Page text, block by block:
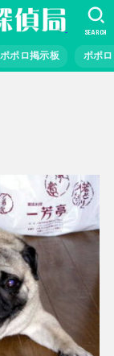
ポポロ掲示板 ポポ
SEARCH